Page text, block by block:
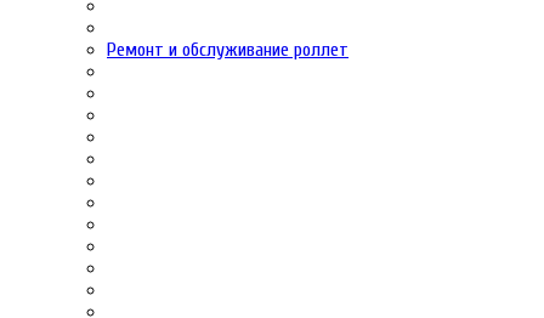
Ремонт и обслуживание роллет